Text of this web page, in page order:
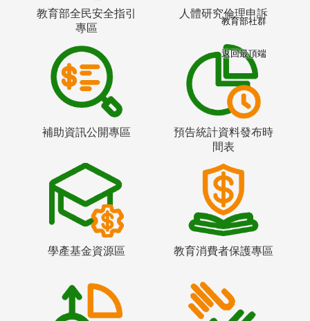
教育部全民安全指引
專區
人體研究倫理申訴
補助資訊公開專區
預告統計資料發布時
間表
學產基金資源區 教育消費者保護專區
教育部社群
返回最頂端